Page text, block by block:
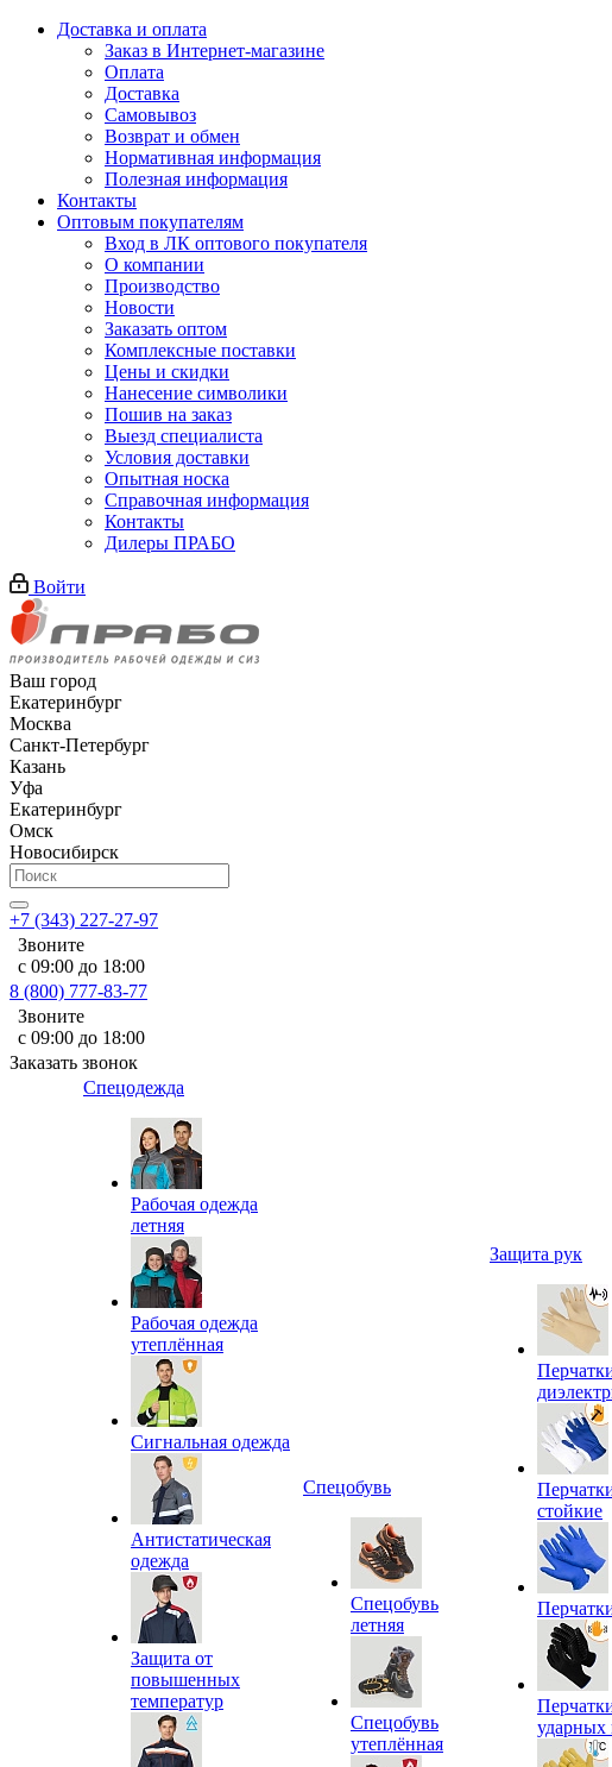
Доставка и оплата
Заказ в Интернет-магазине
Оплата
Доставка
Самовывоз
Возврат и обмен
Нормативная информация
Полезная информация
Контакты
Оптовым покупателям
Вход в ЛК оптового покупателя
О компании
Производство
Новости
Заказать оптом
Комплексные поставки
Цены и скидки
Нанесение символики
Пошив на заказ
Выезд специалиста
Условия доставки
Опытная носка
Справочная информация
Контакты
Дилеры ПРАБО
Войти
Ваш город
Екатеринбург
Москва
Санкт-Петербург
Казань
Уфа
Екатеринбург
Омск
Новосибирск
+7 (343) 227-27-97
Звоните
с 09:00 до 18:00
8 (800) 777-83-77
Звоните
с 09:00 до 18:00
Заказать звонок
Спецодежда
Рабочая одежда
летняя
Рабочая одежда
утеплённая
Сигнальная одежда
Антистатическая
одежда
Защита от
повышенных
температур
Спецобувь
Спецобувь
летняя
Спецобувь
утеплённая
Защита рук
стойкие
ударных